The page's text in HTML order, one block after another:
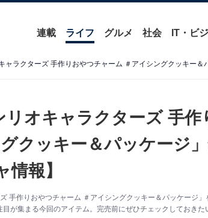
連載 ライフ グルメ 社会 IT・ビ
リオキャラクターズ 手作
クッキー＆パッケージ
報】
手作りおやつチャーム ＃アイシングクッキー＆パッケージ」
が集まる今回のアイテム。完売前にぜひチェックしておきた